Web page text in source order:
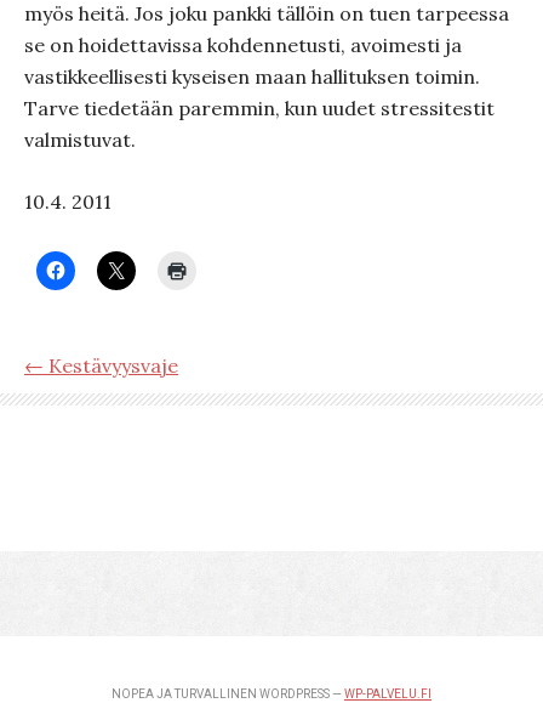
myös heitä. Jos joku pankki tällöin on tuen tarpeessa
se on hoidettavissa kohdennetusti, avoimesti ja
vastikkeellisesti kyseisen maan hallituksen toimin.
Tarve tiedetään paremmin, kun uudet stressitestit
valmistuvat.
10.4. 2011
← Kestävyysvaje
NOPEA JA TURVALLINEN WORDPRESS — WP-PALVELU.FI